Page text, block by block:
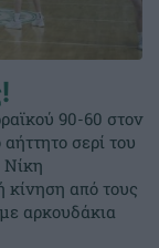
90-60 στον
σερί του
Νίκη
κίνηση από τους
αρκουδάκια